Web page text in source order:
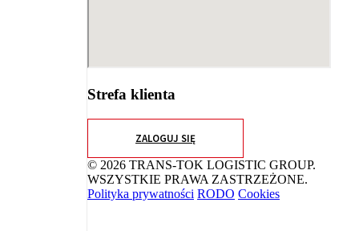
Strefa klienta
ZALOGUJ SIĘ
© 2026 TRANS-TOK LOGISTIC GROUP.
WSZYSTKIE PRAWA ZASTRZEŻONE.
Polityka prywatności RODO Cookies